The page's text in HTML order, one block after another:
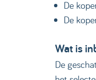
De
De
Wat is
De